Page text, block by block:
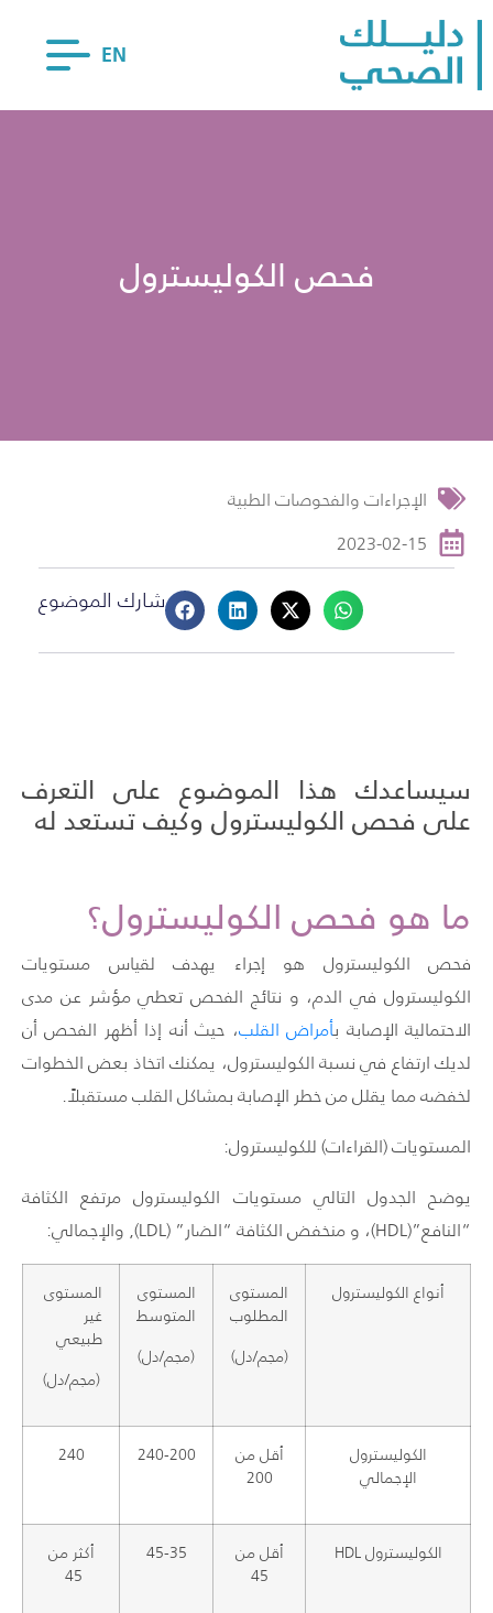
EN
فحص الكوليسترول
الإجراءات والفحوصات الطبية
2023-02-15
شارك الموضوع
سيساعدك هذا الموضوع على التعرف
على فحص الكوليسترول وكيف تستعد له
ما هو فحص الكوليسترول؟
فحص الكوليسترول هو إجراء يهدف لقياس مستويات
الكوليسترول في الدم، و نتائج الفحص تعطي مؤشر عن مدى
الاحتمالية الإصابة بأمراض القلب، حيث أنه إذا أظهر الفحص أن
لديك ارتفاع في نسبة الكوليسترول، يمكنك اتخاذ بعض الخطوات
لخفضه مما يقلل من خطر الإصابة بمشاكل القلب مستقبلاً.
المستويات (القراءات) للكوليسترول:
يوضح الجدول التالي مستويات الكوليسترول مرتفع الكثافة
“النافع”(HDL)، و منخفض الكثافة “الضار” (LDL), والإجمالي:
أنواع الكوليسترول
المستوى
المطلوب
(مجم/دل)
المستوى
المتوسط
(مجم/دل)
المستوى
غير
طبيعي
(مجم/دل)
الكوليسترول
الإجمالي
أقل من
200
240-200
240
الكوليسترول HDL
أقل من
45
45-35
أكثر من
45